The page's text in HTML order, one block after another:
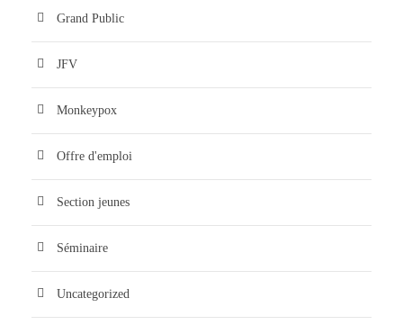
Grand Public
JFV
Monkeypox
Offre d'emploi
Section jeunes
Séminaire
Uncategorized